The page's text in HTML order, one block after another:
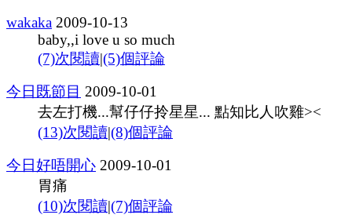
wakaka 2009-10-13
baby,,i love u so much
(7)次閱讀|(5)個評論
今日既節目 2009-10-01
去左打機...幫仔仔拎星星... 點知比人吹雞><
(13)次閱讀|(8)個評論
今日好唔開心 2009-10-01
胃痛
(10)次閱讀|(7)個評論